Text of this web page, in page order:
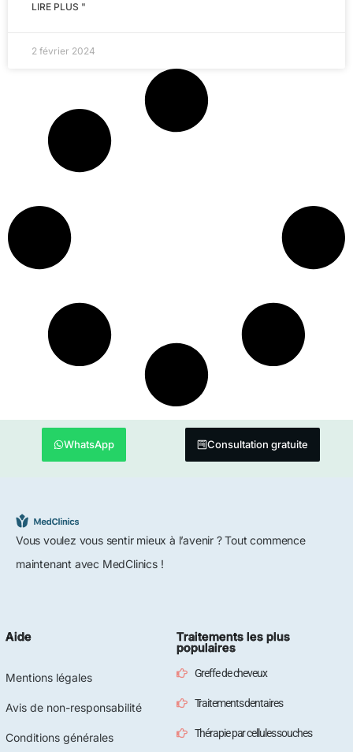
LIRE PLUS "
2 février 2024
WhatsApp Consultation gratuite
Vous voulez vous sentir mieux à l’avenir ? Tout commence
maintenant avec MedClinics !
Aide
Mentions légales
Avis de non-responsabilité
Conditions générales
Traitements les plus
populaires
Greffe de cheveux
Traitements dentaires
Thérapie par cellules souches